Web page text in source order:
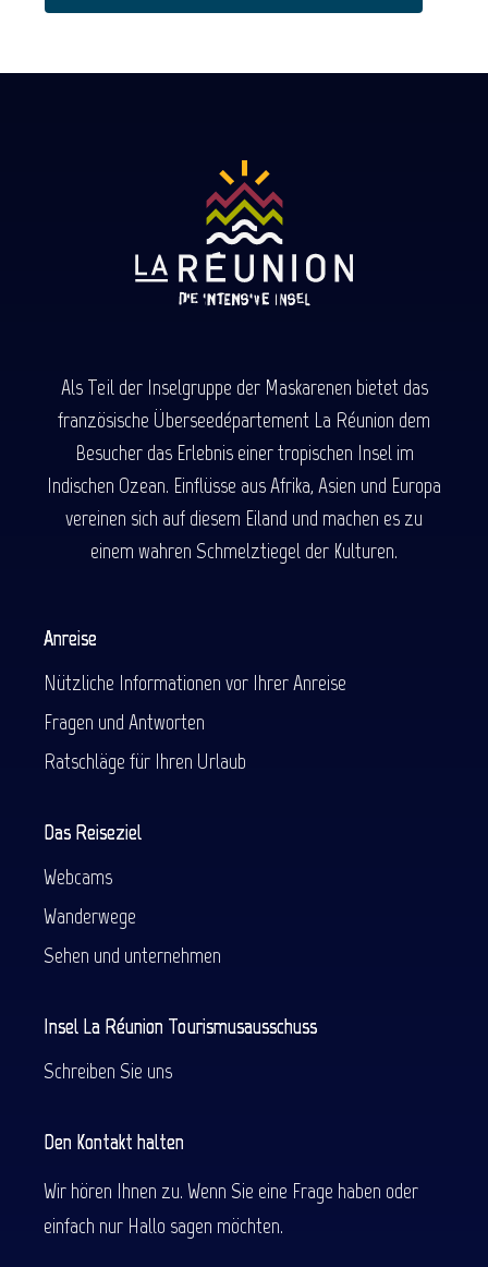
Als Teil der Inselgruppe der Maskarenen bietet das
französische Überseedépartement La Réunion dem
Besucher das Erlebnis einer tropischen Insel im
Indischen Ozean. Einflüsse aus Afrika, Asien und Europa
vereinen sich auf diesem Eiland und machen es zu
einem wahren Schmelztiegel der Kulturen.
Anreise
Nützliche Informationen vor Ihrer Anreise
Fragen und Antworten
Ratschläge für Ihren Urlaub
Das Reiseziel
Webcams
Wanderwege
Sehen und unternehmen
Insel La Réunion Tourismusausschuss
Schreiben Sie uns
Den Kontakt halten
Wir hören Ihnen zu. Wenn Sie eine Frage haben oder
einfach nur Hallo sagen möchten.